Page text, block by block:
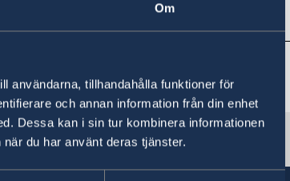
Om
användarna, tillhandahålla funktioner för
och annan information från din enhet
Dessa kan i sin tur kombinera informationen
du har använt deras tjänster.